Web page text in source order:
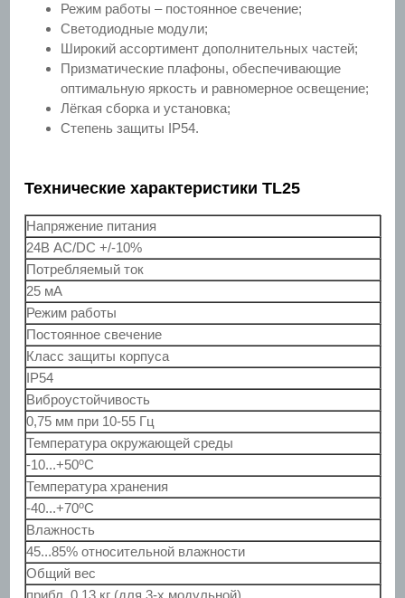
Режим работы – постоянное свечение;
Светодиодные модули;
Широкий ассортимент дополнительных частей;
Призматические плафоны, обеспечивающие
оптимальную яркость и равномерное освещение;
Лёгкая сборка и установка;
Степень защиты IP54.
Технические характеристики TL25
Напряжение питания
24В AC/DC +/-10%
Потребляемый ток
25 мА
Режим работы
Постоянное свечение
Класс защиты корпуса
IP54
Виброустойчивость
0,75 мм при 10-55 Гц
Температура окружающей среды
-10...+50оС
Температура хранения
-40...+70оС
Влажность
45...85% относительной влажности
Общий вес